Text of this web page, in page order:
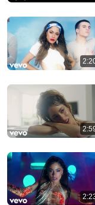
Shakira,
Shakira and 2